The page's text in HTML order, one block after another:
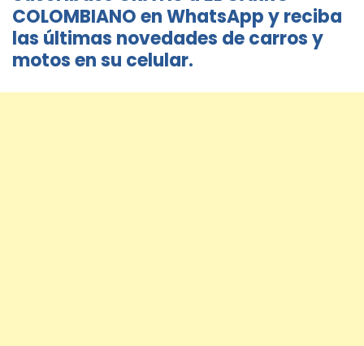
COLOMBIANO en WhatsApp y reciba
las últimas novedades de carros y
motos en su celular.